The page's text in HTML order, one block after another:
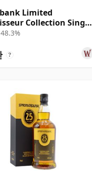
Limited
Collection Single
1991 31년산
?